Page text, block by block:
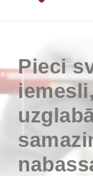
Pieci